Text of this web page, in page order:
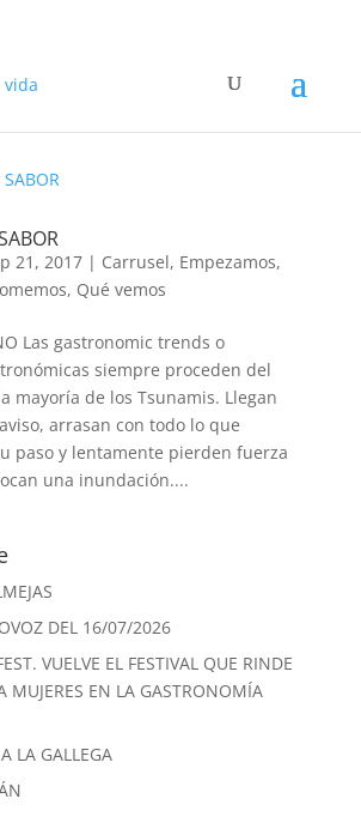
21, 2017| Carrusel, Empezamos,
, Qué vemos
Las gastronomic trends o
siempre proceden del
mayoría de los Tsunamis. Llegan
arrasan con todo lo que
paso y lentamente pierden fuerza
una inundación....
DEL 16/07/2026
VUELVE EL FESTIVAL QUE RINDE
MUJERES EN LA GASTRONOMÍA
LA GALLEGA